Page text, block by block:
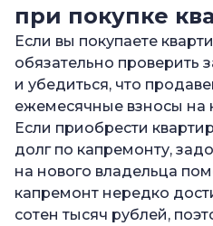
при покупке
Если вы покупаете
обязательно проверить
и убедиться, что
ежемесячные взносы на
Если приобрести
долг по капремонту,
на нового владельца
капремонт нередко
сотен тысяч рублей,